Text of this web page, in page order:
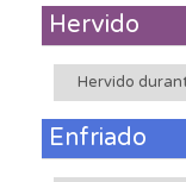
Hervido
Hervido
Enfriado